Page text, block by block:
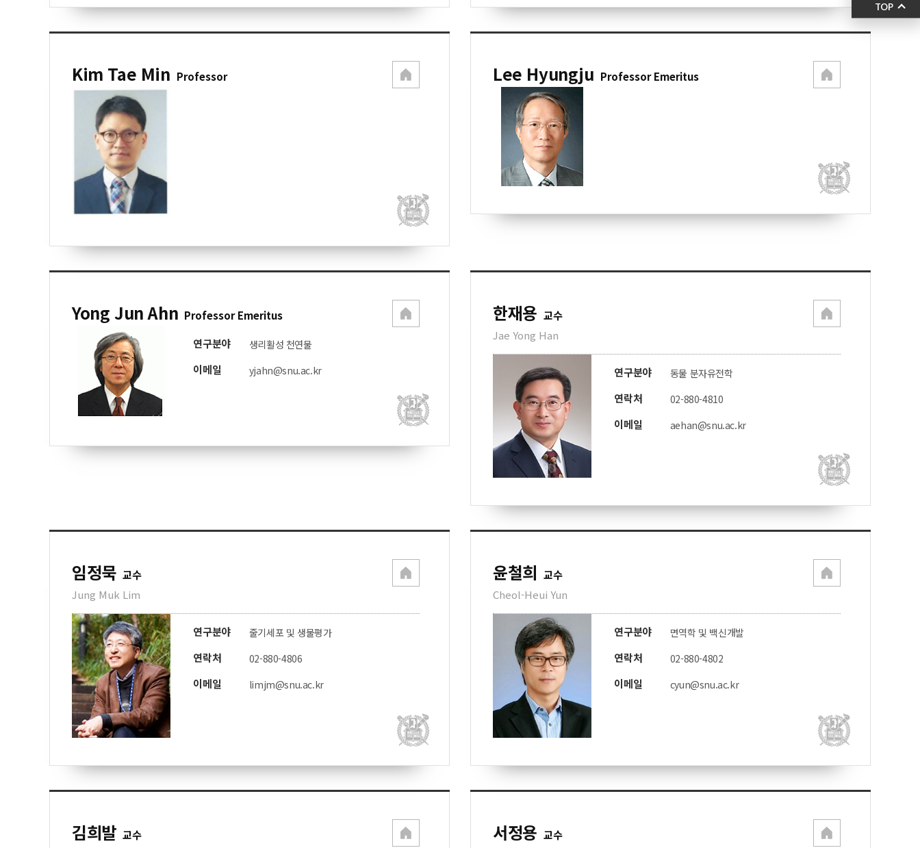
Kim Tae Min Professor Lee Hyungju Professor Emeritus
Yong Jun Ahn Professor Emeritus
연구분야
생리활성 천연물
이메일 yjahn@snu.ac.kr
한재용 교수
Jae Yong Han
연구분야 동물 분자유전학
연락처 02-880-4810
이메일 aehan@snu.ac.kr
임정묵 교수
Jung Muk Lim
연구분야 줄기세포 및 생물평가
연락처 02-880-4806
이메일 limjm@snu.ac.kr
윤철희 교수
Cheol-Heui Yun
연구분야 면역학 및 백신개발
연락처 02-880-4802
이메일 cyun@snu.ac.kr
김희발 교수
서정용 교수
TOP